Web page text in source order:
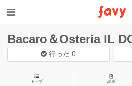
Bacaro＆Osteria IL
行った0
トップ 記事